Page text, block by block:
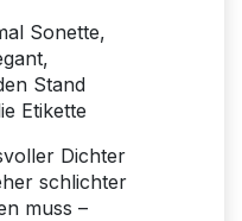
Sonette,
Stand
Etikette
Dichter
schlichter
muss –